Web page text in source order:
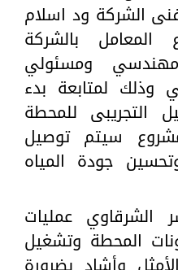
الشركة ود اسلام
بالشركة
ومسئولي
وذلك لمتابعة بدء
التجريبى للمحطة
سيتم توصيل
وتحسين جودة المياه
الشرقاوي عمليات
المحطة وتشغيل